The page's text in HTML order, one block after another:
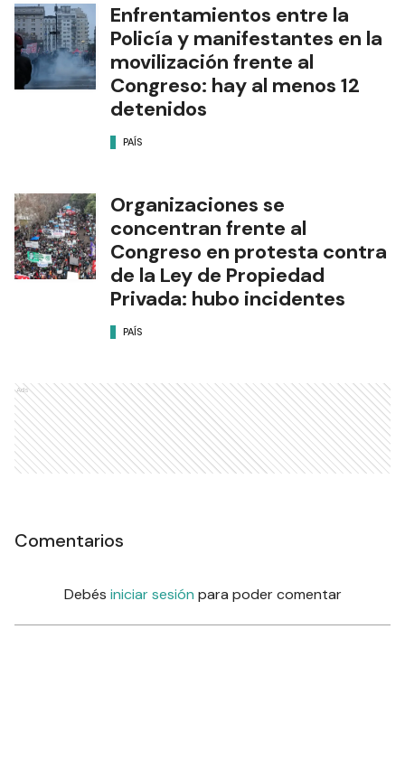
Enfrentamientos entre la
Policía y manifestantes en la
movilización frente al
Congreso: hay al menos 12
detenidos
PAÍS
Organizaciones se
concentran frente al
Congreso en protesta contra
de la Ley de Propiedad
Privada: hubo incidentes
PAÍS
Ads
Comentarios
Debés iniciar sesión para poder comentar